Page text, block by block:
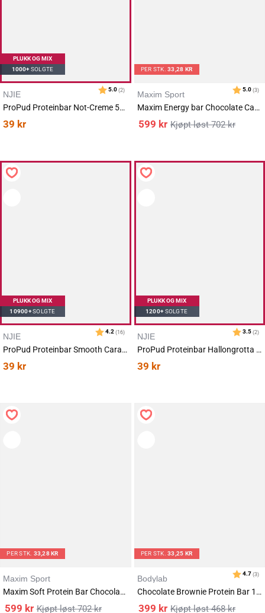
Karakter:
PLUKK OG MIX
1000+SOLGTE
NJIE
ProPud Proteinbar Not-Creme 55g
39 kr
PER STK.33,28 KR
Maxim Sport
Maxim Energy bar Chocolate Caramel 18x56g
702kr
599 kr
PLUKK OG MIX
10900+SOLGTE
NJIE
ProPud Proteinbar Smooth Caramel 55g
39 kr
PLUKK OG MIX
1200+SOLGTE
NJIE
ProPud Proteinbar Hallongrotta 55g
39 kr
PER STK. 33,28 KR
Maxim Sport
Maxim Soft Protein Bar Chocolate Brownie 18x55g
702kr
599 kr
PER STK.33,25 KR
Bodylab
Chocolate Brownie Protein Bar 12x55g
468kr
399 kr